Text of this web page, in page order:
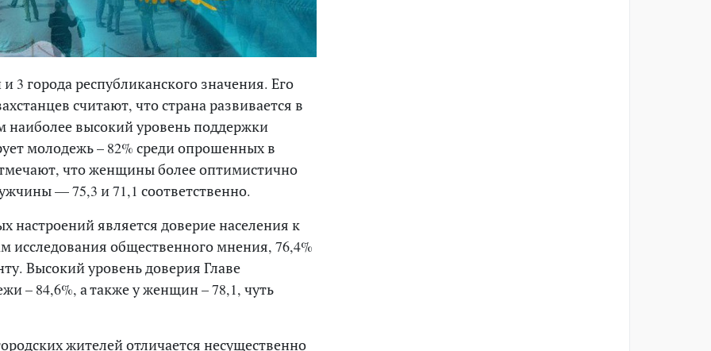
3 города республиканского значения. Его
считают, что страна развивается в
высокий уровень поддержки
молодежь – 82% среди опрошенных в
что женщины более оптимистично
— 75,3 и 71,1 соответственно.
является доверие населения к
исследования общественного мнения, 76,4%
Высокий уровень доверия Главе
– 84,6%, а также у женщин – 78,1, чуть
жителей отличается несущественно